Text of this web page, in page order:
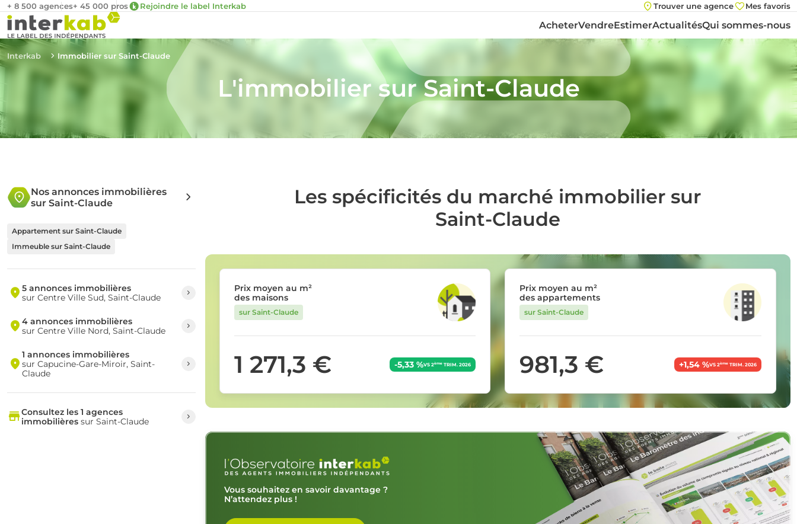
+ 8 500 agences+ 45 000 pros Rejoindre le label Interkab Trouver une agence Mes favoris
AcheterVendreEstimerActualitésQui sommes-nous
Interkab Immobilier sur Saint-Claude
L'immobilier sur Saint-Claude
Nos annonces immobilières
sur Saint-Claude
Appartement sur Saint-Claude
Immeuble sur Saint-Claude
5 annonces immobilières
sur Centre Ville Sud, Saint-Claude
4 annonces immobilières
sur Centre Ville Nord, Saint-Claude
1 annonces immobilières
sur Capucine-Gare-Miroir, Saint-
Claude
Consultez les 1 agences
immobilièressur Saint-Claude
Les spécificités du marché immobilier sur
Saint-Claude
Prix moyen au m²
des maisons
sur Saint-Claude
1 271,3 € -5,33 %VS 2ème TRIM. 2026
Prix moyen au m²
des appartements
sur Saint-Claude
981,3 € +1,54 %VS 2èmeTRIM. 2026
Vous souhaitez en savoir davantage ?
N’attendez plus !